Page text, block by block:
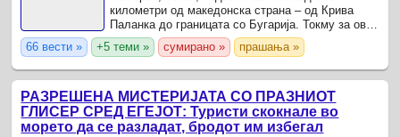
километри од македонска страна – од Крива
Паланка до границата со Бугарија. Токму за оваа
делница денеска беа потпишани договорите и
амандманите со ...
66 вести » +5 теми » сумирано » прашања »
РАЗРЕШЕНА МИСТЕРИЈАТА СО ПРАЗНИОТ
ГЛИСЕР СРЕД ЕГЕЈОТ: Туристи скокнале во
морето да се разладат, бродот им избегал